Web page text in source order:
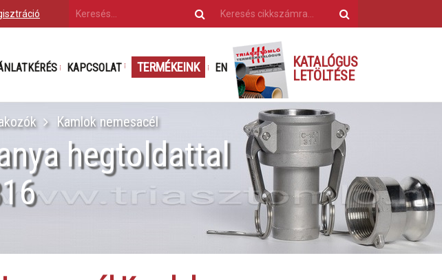
KAPCSOLAT TERMÉKEINK EN
KATALÓGUS
LETÖLTÉSE
Kamlok nemesacél
hegtoldattal